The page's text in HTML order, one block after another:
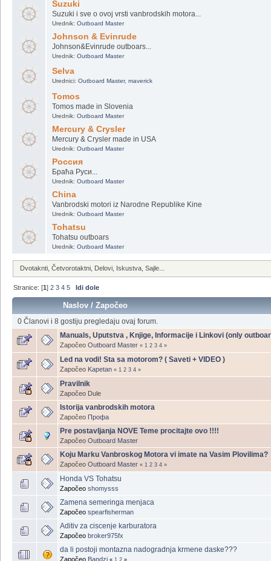
Suzuki
Suzuki i sve o ovoj vrsti vanbrodskih motora...
Urednik: Outboard Master
Johnson & Evinrude
Johnson&Evinrude outboars...
Urednik: Outboard Master
Selva
Urednici: Outboard Master, maverick
Tomos
Tomos made in Slovenia
Urednik: Outboard Master
Mercury & Crysler
Mercury & Crysler made in USA
Urednik: Outboard Master
Россия
Браћа Руси...
Urednik: Outboard Master
China
Vanbrodski motori iz Narodne Republike Kine
Urednik: Outboard Master
Tohatsu
Tohatsu outboars
Urednik: Outboard Master
Dvotaknti, Četvorotaktni, Delovi, Iskustva, Sajle...
Stranice: [1]2 3 4 5 Idi dole
Naslov /Započeo
0 Članovi i 8 gostiju pregledaju ovaj forum.
Manuals, Uputstva , Knjige, Informacije i Linkovi (only
Započeo Outboard Master « 1 2 3 4 »
Led na vodi! Sta sa motorom? ( Saveti + VIDEO )
Započeo Kapetan « 1 2 3 4 »
Pravilnik
Započeo Dule
Istorija vanbrodskih motora
Započeo Профа
Pre postavljanja NOVE Teme procitajte ovo !!!!
Započeo Outboard Master
Koju Marku Vanbroskog Motora vi imate na Vasim Plovilima?
Započeo Outboard Master « 1 2 3 4 »
Honda VS Tohatsu
Započeo shomysss
Zamena semeringa menjaca
Započeo spearfisherman
Aditiv za ciscenje karburatora
Započeo broker975fx
da li postoji montazna nadogradnja krmene daske???
Započeo Bandzi « 1 2 »